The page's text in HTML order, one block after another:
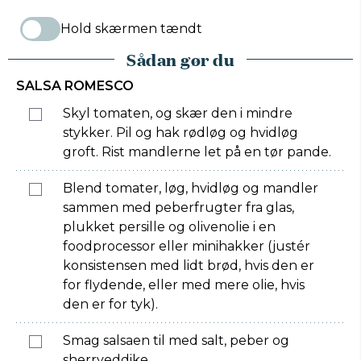
Hold skærmen tændt
Sådan gør du
SALSA ROMESCO
Skyl tomaten, og skær den i mindre
stykker. Pil og hak rødløg og hvidløg
groft. Rist mandlerne let på en tør pande.
Blend tomater, løg, hvidløg og mandler
sammen med peberfrugter fra glas,
plukket persille og olivenolie i en
foodprocessor eller minihakker (justér
konsistensen med lidt brød, hvis den er
for flydende, eller med mere olie, hvis
den er for tyk).
Smag salsaen til med salt, peber og